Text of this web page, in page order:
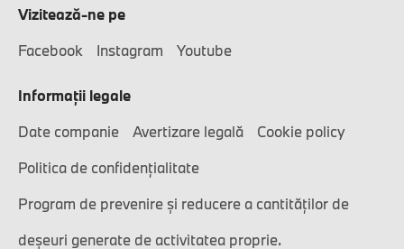
Vizitează-ne pe
Facebook
Instagram Youtube
Informaţii legale
Date companie
Avertizare legală
Cookie policy
Politica de confidențialitate
Program de prevenire și reducere a cantităților de
deșeuri generate de activitatea proprie.